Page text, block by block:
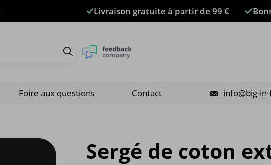
Livraison gratuite à partir de 99 €
Foire aux questions Contact info@big-
Sergé de coton